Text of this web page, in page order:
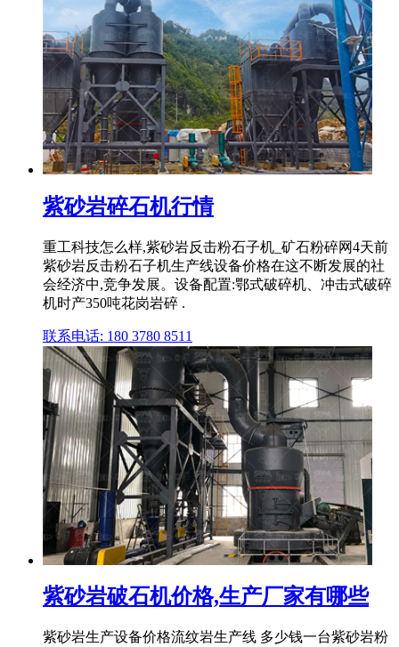
紫砂岩碎石机行情
重工科技怎么样,紫砂岩反击粉石子机_矿石粉碎网4天前
紫砂岩反击粉石子机生产线设备价格在这不断发展的社
会经济中,竞争发展。设备配置:鄂式破碎机、冲击式破碎
机时产350吨花岗岩碎 .
联系电话: 180 3780 8511
紫砂岩破石机价格,生产厂家有哪些
紫砂岩生产设备价格流纹岩生产线 多少钱一台紫砂岩粉